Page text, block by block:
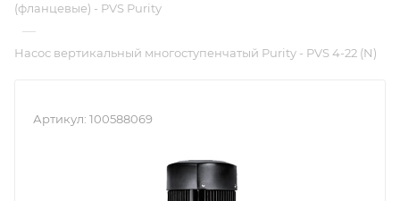
(фланцевые) - PVS Purity
—
Насос вертикальный многоступенчатый Purity - PVS 4-22 (N)
Артикул: 100588069